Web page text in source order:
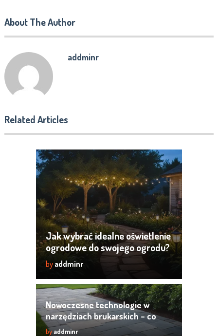
About The Author
addminr
Related Articles
Jak wybrać idealne oświetlenie
ogrodowe do swojego ogrodu?
by addminr
Nowoczesne technologie w
narzędziach brukarskich – co
warto wiedzieć?
by addminr